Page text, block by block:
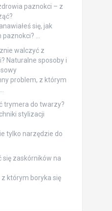
paznokci – z
się, jak
…
walczyć z
Naturalne sposoby i
problem, z którym
trymera do twarzy?
stylizacji
tylko narzędzie do
się zaskórników na
którym boryka się